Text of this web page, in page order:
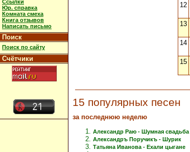
Ссылки
Юр. справка
Комната смеха
Книга отзывов
Написать письмо
Поиск
Поиск по сайту
Счётчики
12
13
14
15
15 популярных песен
за последнюю неделю
Александр Раю - Шумная свадьба
Александръ Поручикъ - Шурик
Татьяна Иванова - Ехали цыгане